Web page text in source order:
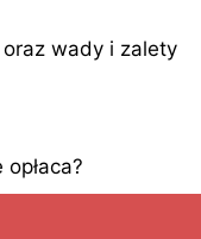
wady i zalety